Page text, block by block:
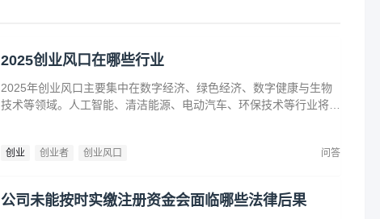
2025创业风口在哪些行业
2025年创业风口主要集中在数字经济、绿色经济、数字健康与生物
技术等领域。人工智能、清洁能源、电动汽车、环保技术等行业将迎
住这些前沿趋势，开拓新兴产业，创造商业价值。
创业 创业者 创业风口 问答
公司未能按时实缴注册资金会面临哪些法律后果